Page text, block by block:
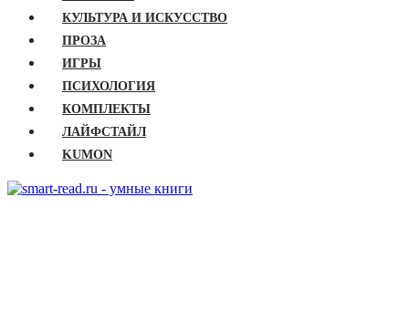
КУЛЬТУРА И ИСКУССТВО
ПРОЗА
ИГРЫ
ПСИХОЛОГИЯ
КОМПЛЕКТЫ
ЛАЙФСТАЙЛ
KUMON